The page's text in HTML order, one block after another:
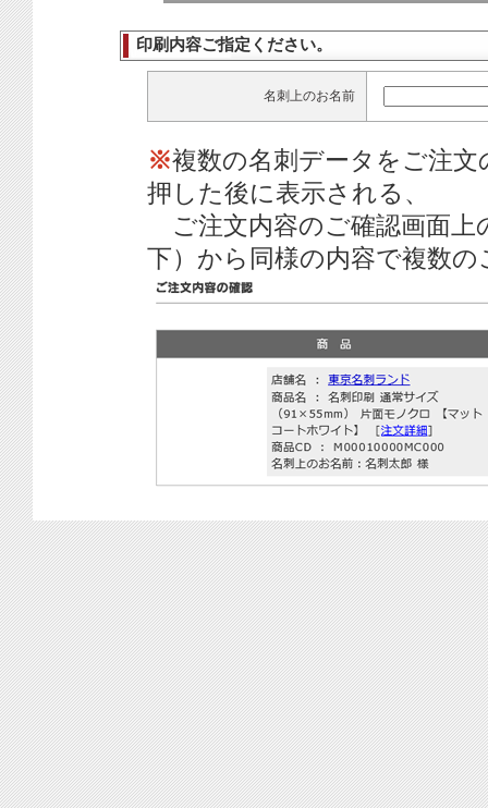
印刷内容ご指定ください。
名刺上のお名前
※複数の名刺データをご注
押した後に表示される、
ご注文内容のご確認画面上
下）から同様の内容で複数